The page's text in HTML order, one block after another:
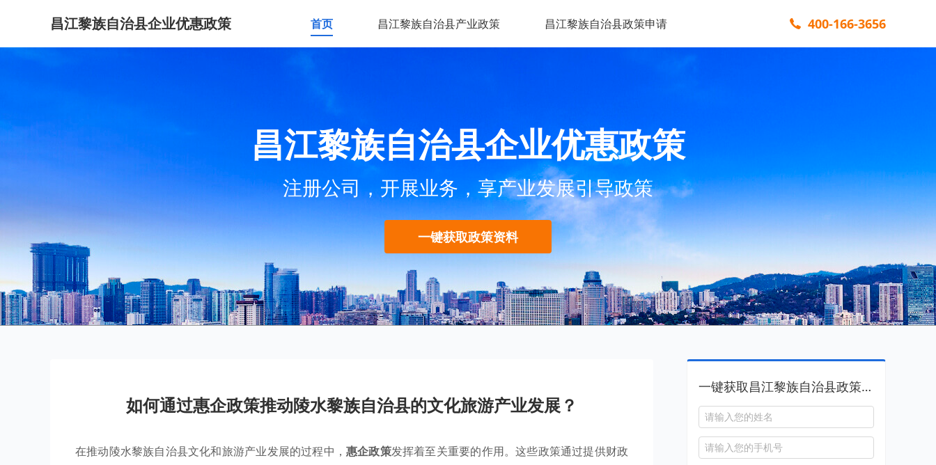
昌江黎族自治县企业优惠政策 首页 昌江黎族自治县产业政策 昌江黎族自治县政策申请 400-166-3656
昌江黎族自治县企业优惠政策
注册公司，开展业务，享产业发展引导政策
一键获取政策资料
如何通过惠企政策推动陵水黎族自治县的文化旅游产业发展？
在推动陵水黎族自治县文化和旅游产业发展的过程中， 惠企政策发挥着至关重要的作用。这些政策通过提供财政
一键获取昌江黎族自治县政策资料